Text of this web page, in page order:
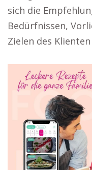
sich die
Bedürfnissen,
Zielen des